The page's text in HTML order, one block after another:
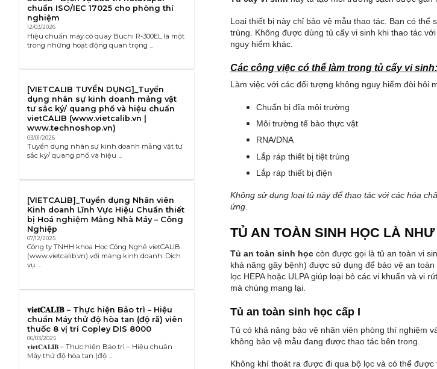
chuẩn ISO/IEC 17025 cho phòng thí
nghiệm
12/03/2026
Hiệu chuẩn máy cô quay Buchi R-300EL là một
trong những hoạt động quan trọng ...
[VIETCALIB TUYỂN DỤNG]_Tuyển
dụng nhân sự kinh doanh mảng vật
tư sắc ký/ quang phổ và hiệu chuẩn
vietCALIB (www.vietcalib.vn |
www.technoshop.vn)
03/01/2026
Tuyển dụng nhân sự kinh doanh mảng vật tư
sắc ký/ quang phổ và hiệu ...
[VIETCALIB]_Tuyển dụng Nhân viên
Kinh doanh Lĩnh Vực Hiệu Chuẩn thiết
bị Hoá nghiệm Mảng Nhà Máy – Công
Nghiệp
07/12/2025
Công ty TNHH khoa Học Công Nghệ vietCALIB
(www.vietcalib.vn) với mảng kinh doanh: Dịch
vụ ...
𝐯𝐢𝐞𝐭𝐂𝐀𝐋𝐈𝐁 – Thực hiện Bảo trì – Hiệu
chuẩn Máy thử độ hòa tan (độ rã) viên
thuốc 8 vị trí Copley DIS 8000
06/03/2025
𝐯𝐢𝐞𝐭𝐂𝐀𝐋𝐈𝐁 – Thực hiện Bảo trì – Hiệu chuẩn
Máy thử độ hòa tan (độ ...
Loại thiết bị này chỉ bảo vệ mẫu thao tác. Bạn có
trùng. Không được dùng tủ cấy vi sinh khi thao tác
nguy hiểm khác.
Các công việc có thể làm trong tủ cấy vi sinh:
Làm việc với các đối tượng không nguy hiểm đòi hỏi
Chuẩn bị đĩa môi trường
Môi trường tế bào thực vật
RNA/DNA
Lắp ráp thiết bị tiệt trùng
Lắp ráp thiết bị điện
Không sử dụng loại tủ này để thao tác với các hóa
ứng.
TỦ AN TOÀN SINH HỌC LÀ
Tủ an toàn sinh học còn được gọi là tủ an toàn vi
khả năng gây bệnh) được sử dụng để bảo vệ an
lọc HEPA hoặc ULPA giúp loại bỏ các vi khuẩn và vi
mà chúng mang lại.
Tủ an toàn sinh học cấp I
Tủ có khả năng bảo vệ nhân viên phòng thí nghiệm
không bảo vệ mẫu đang được thao tác bên trong.
Không khí thoát ra được đi qua bộ lọc và có thể